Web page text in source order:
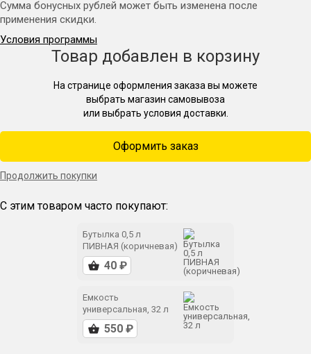
Сумма бонусных рублей может быть изменена после
применения скидки.
Условия программы
Товар добавлен в корзину
На странице оформления заказа вы можете
выбрать магазин самовывоза
или выбрать условия доставки.
Оформить заказ
Продолжить покупки
С этим товаром часто покупают:
Бутылка 0,5 л
ПИВНАЯ (коричневая)
Емкость
универсальная, 32 л